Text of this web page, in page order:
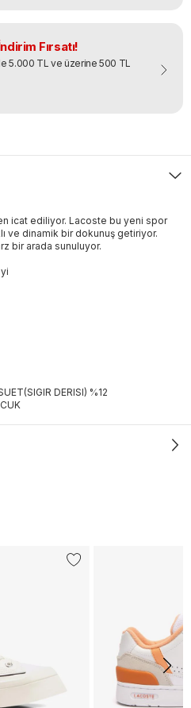
Fırsatı!
5.000 TL ve üzerine 500 TL
icat ediliyor. Lacoste bu yeni spor
ve dinamik bir dokunuş getiriyor.
bir arada sunuluyor.
DERISI) %12